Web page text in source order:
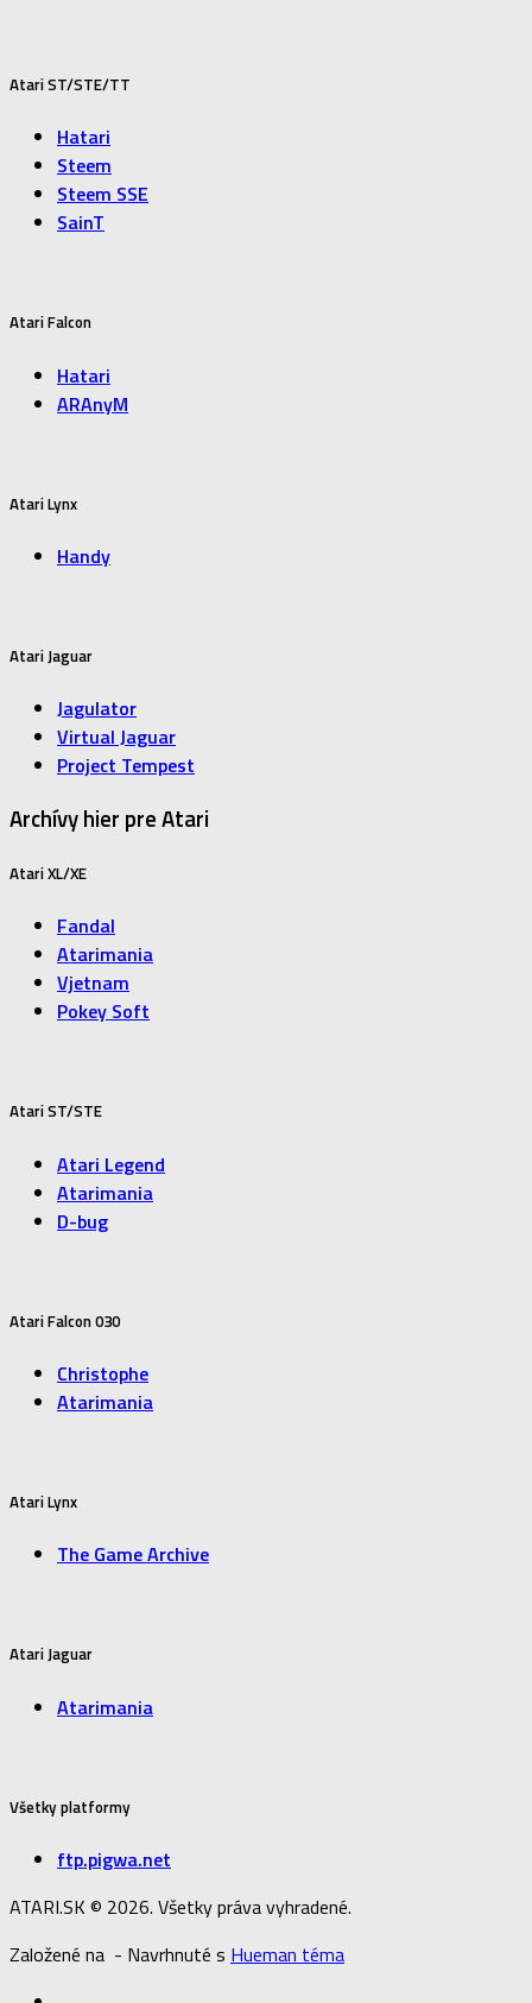
Atari ST/STE/TT
Hatari
Steem
Steem SSE
SainT
Atari Falcon
Hatari
ARAnyM
Atari Lynx
Handy
Atari Jaguar
Jagulator
Virtual Jaguar
Project Tempest
Archívy hier pre Atari
Atari XL/XE
Fandal
Atarimania
Vjetnam
Pokey Soft
Atari ST/STE
Atari Legend
Atarimania
D-bug
Atari Falcon 030
Christophe
Atarimania
Atari Lynx
The Game Archive
Atari Jaguar
Atarimania
Všetky platformy
ftp.pigwa.net
ATARI.SK © 2026. Všetky práva vyhradené.
Založené na - Navrhnuté s Hueman téma